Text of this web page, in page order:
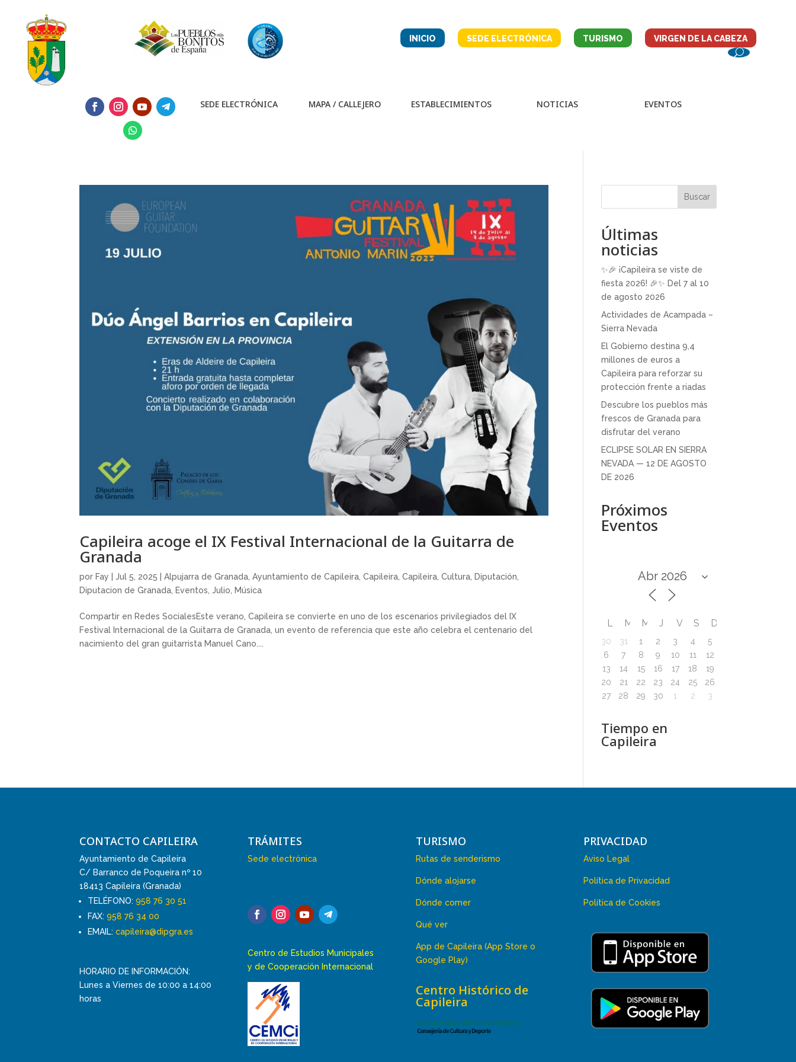
INICIO SEDE ELECTRÓNICA TURISMO VIRGEN DE LA CABEZA
SEDE ELECTRÓNICA MAPA / CALLEJERO ESTABLECIMIENTOS NOTICIAS EVENTOS
Capileira acoge el IX Festival Internacional de la Guitarra de
Granada
por Fay |Jul 5, 2025 |Alpujarra de Granada ,Ayuntamiento de Capileira ,Capileira ,Capileira ,Cultura Diputación
Diputacion de Granada Eventos ,Julio Música
Compartir en Redes SocialesEste verano, Capileira se convierte en uno de los escenarios privilegiados del IX
Festival Internacional de la Guitarra de Granada, un evento de referencia que este año celebra el centenario del
nacimiento del gran guitarrista Manuel Cano....
Buscar
Últimas
noticias
✨🎉 ¡Capileira se viste de
fiesta 2026! 🎉✨ Del 7 al 10
de agosto 2026
Actividades de Acampada –
Sierra Nevada
El Gobierno destina 9,4
millones de euros a
Capileira para reforzar su
protección frente a riadas
Descubre los pueblos más
frescos de Granada para
disfrutar del verano
ECLIPSE SOLAR EN SIERRA
NEVADA — 12 DE AGOSTO
DE 2026
Próximos
Eventos
L M M J V S D
30 31 1 2 3 4
5
6
7 8 9 10 11
12
13
14 15 16 17 18
19
20
21 22 23 24 25
26
27
28 29 30 1 2 3
Tiempo en
Capileira
CONTACTO CAPILEIRA
Ayuntamiento de Capileira
C/ Barranco de Poqueira nº 10
18413 Capileira (Granada)
TELÉFONO:958 76 30 51
FAX:958 76 34 00
EMAIL:capileira@dipgra.es
HORARIO DE INFORMACIÓN:
Lunes a Viernes de 10:00 a 14:00
horas
TRÁMITES
Sede electrónica
Centro de Estudios Municipales
y de Cooperación Internacional
TURISMO
Rutas de senderismo
Dónde alojarse
Dónde comer
Qué ver
App de Capileira (App Store o
Google Play)
Centro Histórico de
Capileira
PRIVACIDAD
Aviso Legal
Política de Privacidad
Política de Cookies